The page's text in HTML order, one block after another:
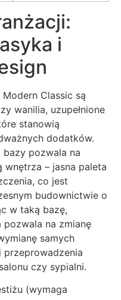
i
Classic są
wanilia, uzupełnione
stanowią
dodatków.
pozwala na
– jasna paleta
co jest
budownictwie o
w taką bazę,
na zmianę
samych
przeprowadzenia
czy sypialni.
(wymaga